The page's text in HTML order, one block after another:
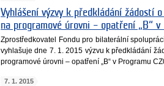
Vyhlášení výzvy k předkládání žádostí
na programové úrovni – opatření „B“ v
Zprostředkovatel Fondu pro bilaterální
vyhlašuje dne 7. 1. 2015 výzvu k předkládání
programové úrovni – opatření „B“ v Programu
7. 1. 2015